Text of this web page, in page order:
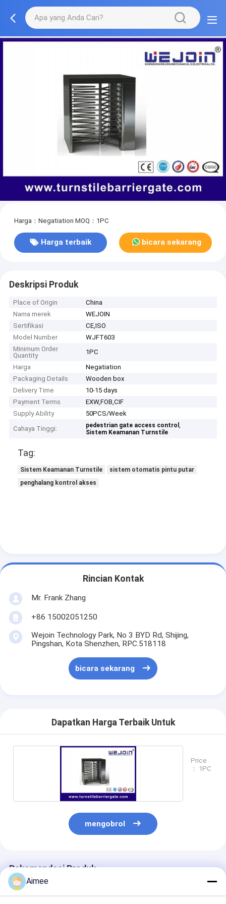
Harga：Negatiation MOQ：1PC
Harga terbaik bicara sekarang
Deskripsi Produk
Place of Origin
China
Nama merek
WEJOIN
Sertifikasi
CE,ISO
Model Number
WJFT603
Minimum Order
Quantity
1PC
Harga
Negatiation
Packaging Details
Wooden box
Delivery Time
10-15 days
Payment Terms
EXW,FOB,CIF
Supply Ability
50PCS/Week
Cahaya Tinggi:
pedestrian gate access control,
Sistem Keamanan Turnstile
Tag:
Sistem Keamanan Turnstile
sistem otomatis pintu putar
penghalang kontrol akses
Rincian Kontak
Mr. Frank Zhang
+86 15002051250
Wejoin Technology Park, No 3 BYD Rd, Shijing,
Pingshan, Kota Shenzhen, RPC.518118
bicara sekarang
Dapatkan Harga Terbaik Untuk
Price
： 1PC
mengobrol
Rekomendasi Produk
Aimee